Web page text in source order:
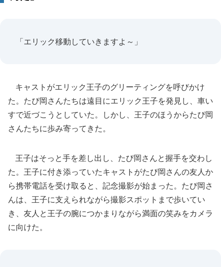
「エリック移動していきますよ～」
キャストがエリック王子のグリーティングを呼びかけ
た。たぴ岡さんたちは遠目にエリック王子を発見し、車い
すで近づこうとしていた。しかし、王子のほうからたぴ岡
さんたちに歩み寄ってきた。
王子はそっと手を差し出し、たぴ岡さんと握手を交わし
た。王子に付き添っていたキャストがたぴ岡さんの友人か
ら携帯電話を受け取ると、記念撮影が始まった。たぴ岡さ
んは、王子に支えられながら撮影スポットまで歩いてい
き、友人と王子の腕につかまりながら満面の笑みをカメラ
に向けた。